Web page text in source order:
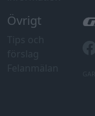
Övrigt